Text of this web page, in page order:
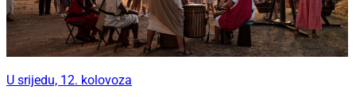
U srijedu, 12. kolovoza